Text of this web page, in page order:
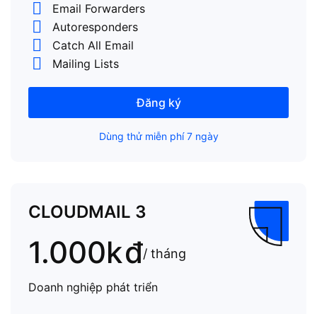
Email Forwarders
Autoresponders
Catch All Email
Mailing Lists
Đăng ký
Dùng thử miễn phí 7 ngày
CLOUDMAIL 3
1.000kđ/ tháng
Doanh nghiệp phát triển